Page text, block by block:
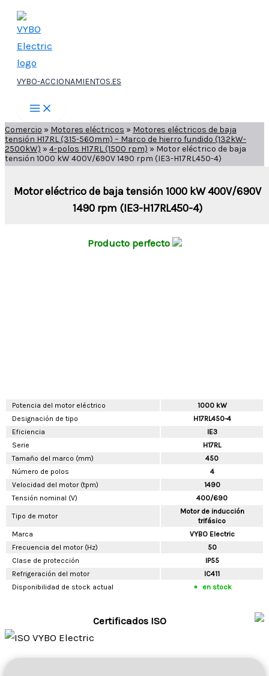
contenido
VYBO-ACCIONAMIENTOS.ES
Comercio » Motores eléctricos » Motores eléctricos de baja
tensión H17RL (315-560mm) – Marco de hierro fundido (132kW-
2500kW) » 4-polos H17RL (1500 rpm) » Motor eléctrico de baja
tensión 1000 kW 400V/690V 1490 rpm (IE3-H17RL450-4)
Motor eléctrico de baja tensión 1000 kW 400V/690V
1490 rpm (IE3-H17RL450-4)
Producto perfecto
Potencia del motor eléctrico
1000 kW
Designación de tipo
H17RL450-4
Eficiencia
IE3
Serie
H17RL
Tamaño del marco (mm)
450
Número de polos
4
Velocidad del motor (tpm)
1490
Tensión nominal (V)
400/690
Tipo de motor
Motor de inducción
trifásico
Marca
VYBO Electric
Frecuencia del motor (Hz)
50
Clase de protección
IP55
Refrigeración del motor
IC411
Disponibilidad de stock actual
en stock
Certificados ISO